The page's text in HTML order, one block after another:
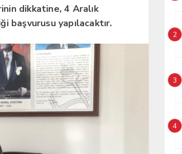
dikkatine, 4 Aralık
başvurusu yapılacaktır.
2
3
4